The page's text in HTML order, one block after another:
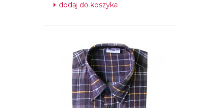
dodaj do koszyka